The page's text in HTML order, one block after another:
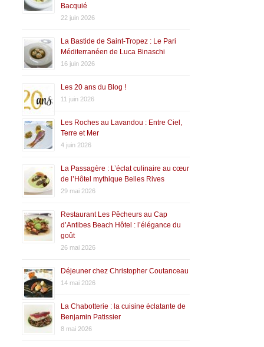
Bacquié
22 juin 2026
La Bastide de Saint-Tropez : Le Pari
Méditerranéen de Luca Binaschi
16 juin 2026
Les 20 ans du Blog !
11 juin 2026
Les Roches au Lavandou : Entre Ciel,
Terre et Mer
4 juin 2026
La Passagère : L’éclat culinaire au cœur
de l’Hôtel mythique Belles Rives
29 mai 2026
Restaurant Les Pêcheurs au Cap
d’Antibes Beach Hôtel : l’élégance du
goût
26 mai 2026
Déjeuner chez Christopher Coutanceau
14 mai 2026
La Chabotterie : la cuisine éclatante de
Benjamin Patissier
8 mai 2026